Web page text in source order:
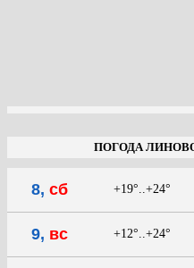
ПОГОДА
8, сб +19°..+24°
9, вс +12°..+24°